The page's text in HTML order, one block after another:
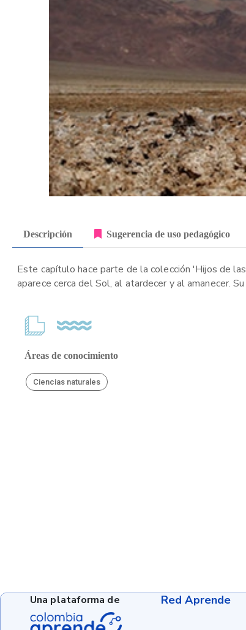
Descripción Sugerencia de uso pedagógico
Este capítulo hace parte de la colección 'Hijos de
aparece cerca del Sol, al atardecer y al amanecer.
Áreas de conocimiento
Ciencias naturales
Red Aprende
Una plataforma de